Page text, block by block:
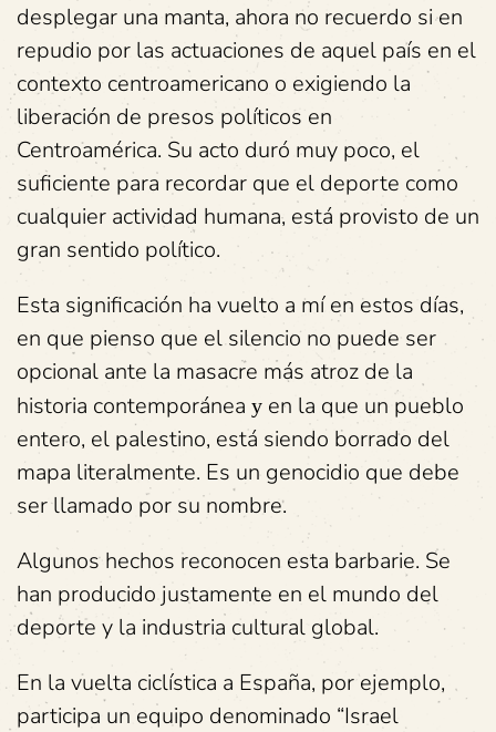
desplegar una manta, ahora no recuerdo si en
repudio por las actuaciones de aquel país en el
contexto centroamericano o exigiendo la
liberación de presos políticos en
Centroamérica. Su acto duró muy poco, el
suficiente para recordar que el deporte como
cualquier actividad humana, está provisto de un
gran sentido político.
Esta significación ha vuelto a mí en estos días,
en que pienso que el silencio no puede ser
opcional ante la masacre más atroz de la
historia contemporánea y en la que un pueblo
entero, el palestino, está siendo borrado del
mapa literalmente. Es un genocidio que debe
ser llamado por su nombre.
Algunos hechos reconocen esta barbarie. Se
han producido justamente en el mundo del
deporte y la industria cultural global.
En la vuelta ciclística a España, por ejemplo,
participa un equipo denominado “Israel